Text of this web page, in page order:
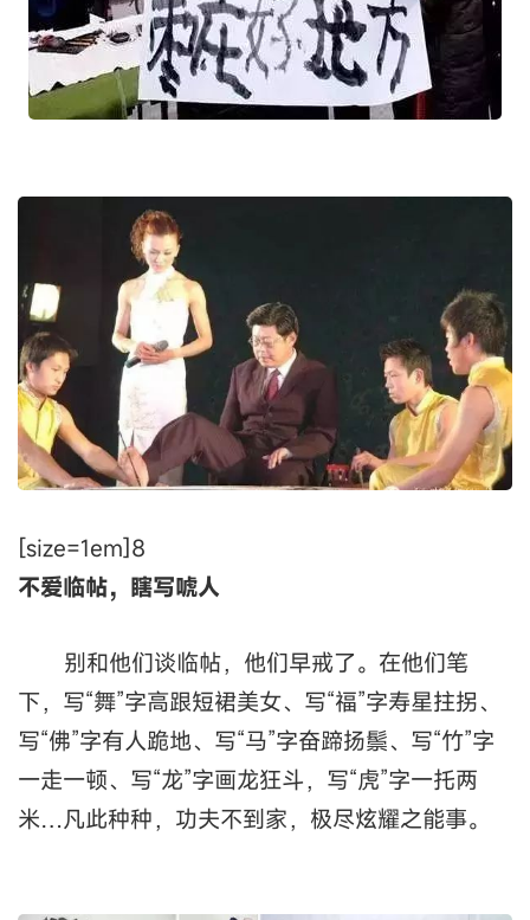
[size=1em]8
不爱临帖，瞎写唬人
别和他们谈临帖，他们早戒了。在他们笔
下，写“舞”字高跟短裙美女、写“福”字寿星拄拐、
写“佛”字有人跪地、写“马”字奋蹄扬鬃、写“竹”字
一走一顿、写“龙”字画龙狂斗，写“虎”字一托两
米…凡此种种，功夫不到家，极尽炫耀之能事。